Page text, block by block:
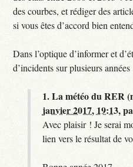
des courbes, et rédiger des
si vous êtes d’accord bien
Dans l’optique d’informer et
d’incidents sur plusieurs années
1.La météo du RER
janvier 2017, 19:13,
Avec plaisir ! Je serai
lien vers le résultat de